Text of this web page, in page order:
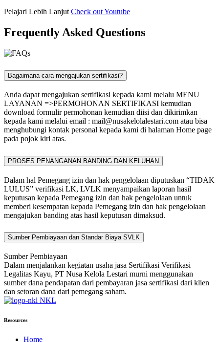
Pelajari Lebih Lanjut Check out Youtube
Frequently Asked Questions
Bagaimana cara mengajukan sertifikasi?
Anda dapat mengajukan sertifikasi kepada kami melalu MENU
LAYANAN =>PERMOHONAN SERTIFIKASI kemudian
download formulir permohonan kemudian diisi dan dikirimkan
kepada kami melalui email : mail@nusakelolalestari.com atau bisa
menghubungi kontak personal kepada kami di halaman Home page
pada pojok kiri atas.
PROSES PENANGANAN BANDING DAN KELUHAN
Dalam hal Pemegang izin dan hak pengelolaan diputuskan “TIDAK
LULUS” verifikasi LK, LVLK menyampaikan laporan hasil
keputusan kepada Pemegang izin dan hak pengelolaan untuk
memberi kesempatan kepada Pemegang izin dan hak pengelolaan
mengajukan banding atas hasil keputusan dimaksud.
Sumber Pembiayaan dan Standar Biaya SVLK
Sumber Pembiayaan
Dalam menjalankan kegiatan usaha jasa Sertifikasi Verifikasi
Legalitas Kayu, PT Nusa Kelola Lestari murni menggunakan
sumber dana pendapatan dari pembayaran jasa sertifikasi dari klien
dan setoran dana dari pemegang saham.
NKL
Resources
Home